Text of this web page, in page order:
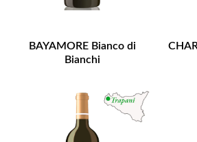
BAYAMORE Bianco di
Bianchi